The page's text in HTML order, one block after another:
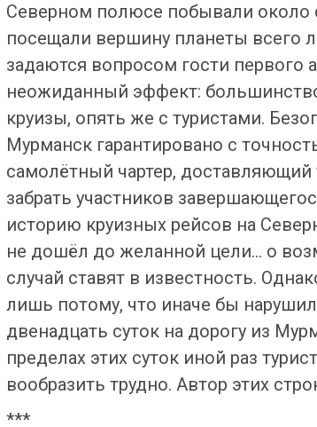
Северном полюсе побывали около
посещали вершину планеты всего
задаются вопросом гости первого
неожиданный эффект:
круизы, опять же с туристами.
Мурманск гарантировано с
самолётный чартер,
забрать участников
историю круизных рейсов на
не дошёл до желанной цели… о
случай ставят в известность.
лишь потому, что иначе бы
двенадцать суток на дорогу из
пределах этих суток иной раз
вообразить трудно. Автор этих
***